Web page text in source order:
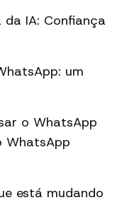
IA: Confiança
um
o WhatsApp
WhatsApp
está mudando